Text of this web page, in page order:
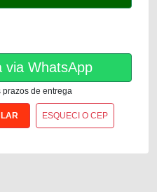
via WhatsApp
prazos de entrega
ESQUECI O CEP